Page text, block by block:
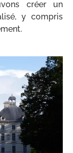
créer un
y compris